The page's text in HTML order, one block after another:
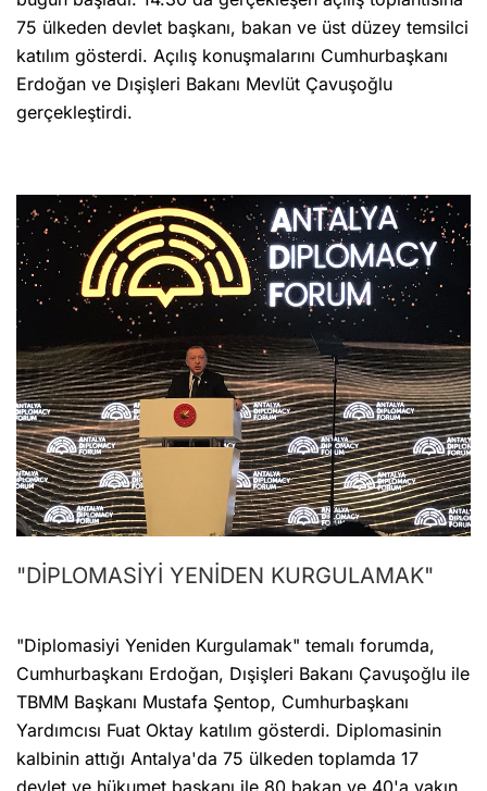
75 ülkeden devlet başkanı, bakan ve üst düzey temsilci
katılım gösterdi. Açılış konuşmalarını Cumhurbaşkanı
Erdoğan ve Dışişleri Bakanı Mevlüt Çavuşoğlu
gerçekleştirdi.
"DİPLOMASİYİ YENİDEN KURGULAMAK"
"Diplomasiyi Yeniden Kurgulamak" temalı forumda,
Cumhurbaşkanı Erdoğan, Dışişleri Bakanı Çavuşoğlu ile
TBMM Başkanı Mustafa Şentop, Cumhurbaşkanı
Yardımcısı Fuat Oktay katılım gösterdi. Diplomasinin
kalbinin attığı Antalya'da 75 ülkeden toplamda 17
devlet ve hükumet başkanı ile 80 bakan ve 40'a yakın